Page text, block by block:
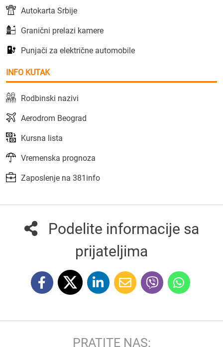
Autokarta Srbije
Granični prelazi kamere
Punjači za električne automobile
INFO KUTAK
Rodbinski nazivi
Aerodrom Beograd
Kursna lista
Vremenska prognoza
Zaposlenje na 381info
Podelite informacije sa
prijateljima
PRATITE NAS: